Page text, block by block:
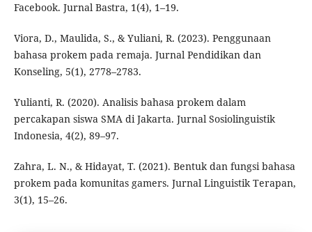
Facebook. Jurnal Bastra, 1(4), 1–19.
Viora, D., Maulida, S., & Yuliani, R. (2023). Penggunaan
bahasa prokem pada remaja. Jurnal Pendidikan dan
Konseling, 5(1), 2778–2783.
Yulianti, R. (2020). Analisis bahasa prokem dalam
percakapan siswa SMA di Jakarta. Jurnal Sosiolinguistik
Indonesia, 4(2), 89–97.
Zahra, L. N., & Hidayat, T. (2021). Bentuk dan fungsi bahasa
prokem pada komunitas gamers. Jurnal Linguistik Terapan,
3(1), 15–26.